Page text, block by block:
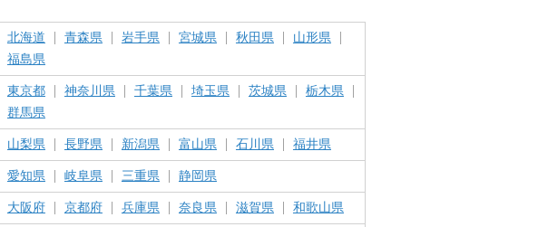
北海道 青森県 岩手県 宮城県 秋田県
山形県
福島県
東京都 神奈川県 千葉県 埼玉県 茨城県
栃木県
群馬県
山梨県 長野県 新潟県 富山県 石川県 福井県
愛知県 岐阜県 三重県 静岡県
大阪府 京都府 兵庫県 奈良県 滋賀県 和歌山県